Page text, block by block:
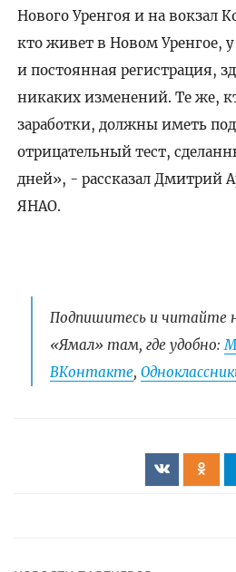
Нового Уренгоя и на вокзал
кто живет в Новом Уренгое,
и постоянная регистрация,
никаких изменений. Те же,
заработки, должны иметь
отрицательный тест,
дней», - рассказал Дмитрий
ЯНАО.
Подпишитесь и читайте
«Ямал» там, где удобно:
ВКонтакте,